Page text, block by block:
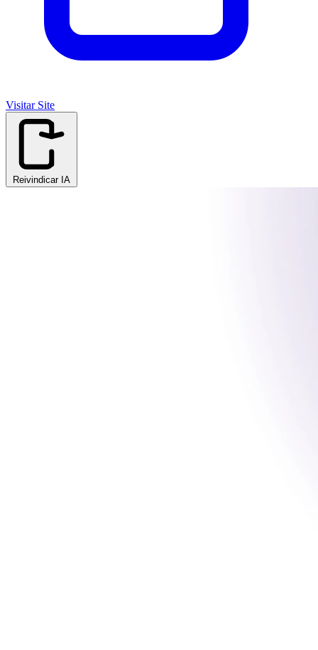
Visitar Site
Reivindicar IA